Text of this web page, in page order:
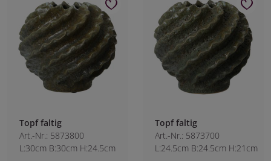
Topf faltig
Art.-Nr.: 5873800
L:30cm B:30cm H:24.5cm
Topf faltig
Art.-Nr.: 5873700
L:24.5cm B:24.5cm H:21cm